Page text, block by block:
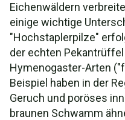
Eichenwäldern
einige wichtige
"Hochstaplerpilze"
der echten
Hymenogaster-Arten
Beispiel haben in der
Geruch und poröses
braunen Schwamm